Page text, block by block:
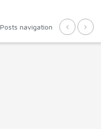
Posts navigation